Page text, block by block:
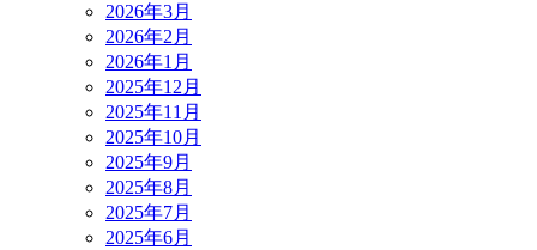
2026年3月
2026年2月
2026年1月
2025年12月
2025年11月
2025年10月
2025年9月
2025年8月
2025年7月
2025年6月